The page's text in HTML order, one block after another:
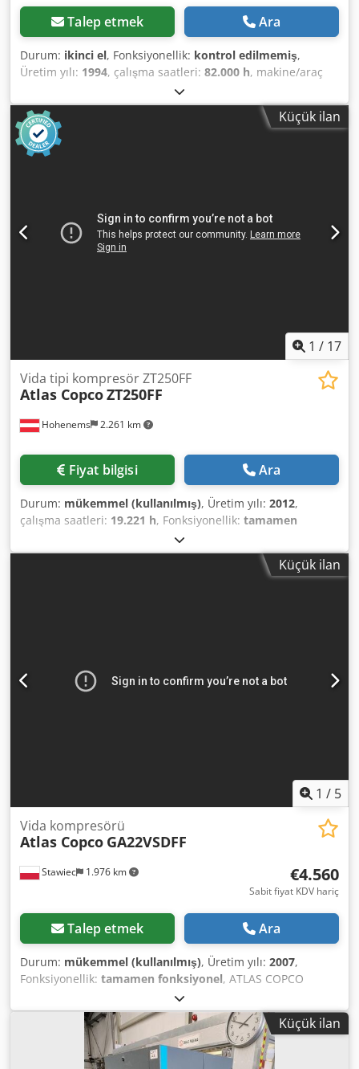
Talep etmek Ara
Durum: ikinci el, Fonksiyonellik: kontrol edilmemiş,
Üretim yılı: 1994, çalışma saatleri: 82.000 h, makine/araç
, Atlas Copco Hava Kompresörü –
Teknik Bilgiler Ürün tipi: ZT 45 Seri numarası: AIF.015064
Maks. son basınç: 8 bar Kademeler arası basınç: 2,4 bar
Serbest hava debisi: 9,6 l/sn Motor gücü: 45 kW Maks.
devir: 3000 d/dak Dedpsxn R Huofx Ab Tock Üretim yılı:
kompresörü, faaliyetini durduran bir fabrikanın
sökülmesinden gelmektedir. İç bileşenlerin çoğu
yenilenmiş veya değiştirilmiş görünmektedir ve genel
Küçük ilan
1 / 17
Hohenems 2.261 km
Vida tipi kompresör ZT250FF
Atlas CopcoZT250FF
Fiyat bilgisi Ara
Durum: mükemmel (kullanılmış), Üretim yılı: 2012,
çalışma saatleri: 19.221 h, Fonksiyonellik: tamamen
, Yağsız Vidalı Kompresör ZT250FF Kurutucu
entegre edilmiştir. 250 kW 10 bar 42,31 m3/dak İmalat Yılı:
2012 Dcodozmdrbjpfx Ab Tok Çalışma Saati: 19.221Küçük ilan
1 / 5
Stawiec 1.976 km
Vida kompresörü
Atlas Copco GA22VSDFF
€4.560
Sabit fiyat KDV hariç
Talep etmek Ara
Durum: mükemmel (kullanılmış), Üretim yılı: 2007,
Fonksiyonellik: tamamen fonksiyonel, ATLAS COPCO
GA22VSDFF vidalı kompresör, frekans invertörlü ve hava
kurutuculu, bakımı yapılmış Teknik özellikler: Verim: 3840
m3/dakika; 22 kW gücünde motor; Maksimum basınç: 12,80
bar; Yıl: 2007; Çalışma saati: 11469; Djdpfszmt Husx Ab
Tock 19800 net; 24354 brüt. Kompresör tamamen çalışır
Küçük ilan